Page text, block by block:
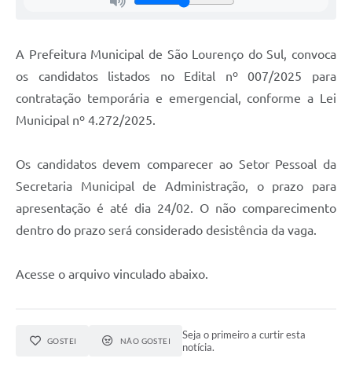
A Prefeitura Municipal de São Lourenço do Sul, convoca
os candidatos listados no Edital nº 007/2025 para
contratação temporária e emergencial, conforme a Lei
Municipal nº 4.272/2025.
Os candidatos devem comparecer ao Setor Pessoal da
Secretaria Municipal de Administração, o prazo para
apresentação é até dia 24/02. O não comparecimento
dentro do prazo será considerado desistência da vaga.
Acesse o arquivo vinculado abaixo.
GOSTEI NÃO GOSTEI
Seja o primeiro a curtir esta
notícia.